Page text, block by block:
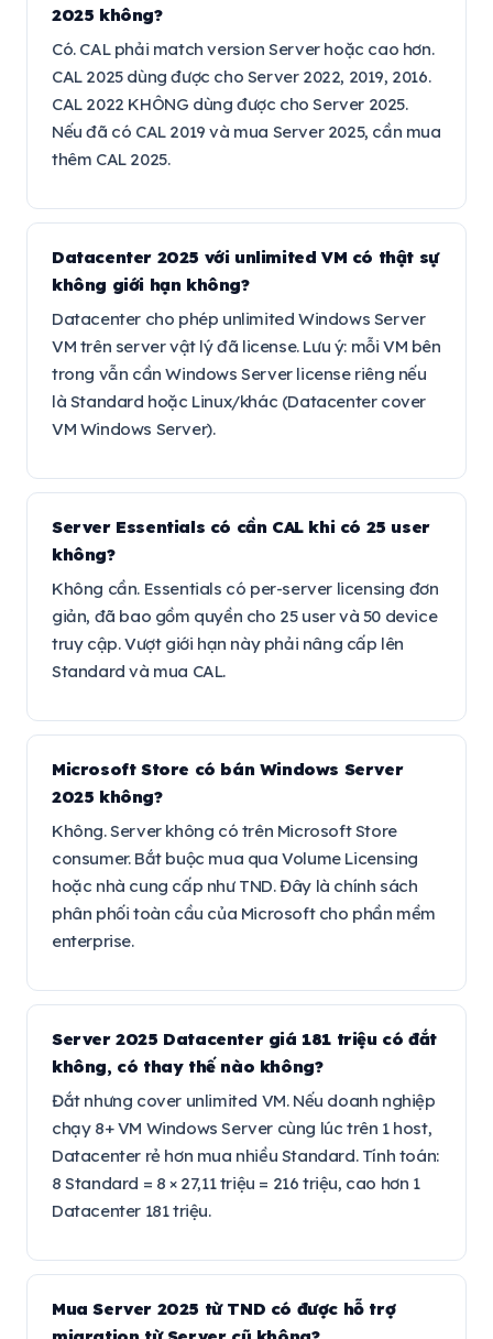
2025 không?
Có. CAL phải match version Server hoặc cao hơn.
CAL 2025 dùng được cho Server 2022, 2019, 2016.
CAL 2022 KHÔNG dùng được cho Server 2025.
Nếu đã có CAL 2019 và mua Server 2025, cần mua
thêm CAL 2025.
Datacenter 2025 với unlimited VM có thật sự
không giới hạn không?
Datacenter cho phép unlimited Windows Server
VM trên server vật lý đã license. Lưu ý: mỗi VM bên
trong vẫn cần Windows Server license riêng nếu
là Standard hoặc Linux/khác (Datacenter cover
VM Windows Server).
Server Essentials có cần CAL khi có 25 user
không?
Không cần. Essentials có per-server licensing đơn
giản, đã bao gồm quyền cho 25 user và 50 device
truy cập. Vượt giới hạn này phải nâng cấp lên
Standard và mua CAL.
Microsoft Store có bán Windows Server
2025 không?
Không. Server không có trên Microsoft Store
consumer. Bắt buộc mua qua Volume Licensing
hoặc nhà cung cấp như TND. Đây là chính sách
phân phối toàn cầu của Microsoft cho phần mềm
enterprise.
Server 2025 Datacenter giá 181 triệu có đắt
không, có thay thế nào không?
Đắt nhưng cover unlimited VM. Nếu doanh nghiệp
chạy 8+ VM Windows Server cùng lúc trên 1 host,
Datacenter rẻ hơn mua nhiều Standard. Tính toán:
8 Standard = 8 × 27,11 triệu = 216 triệu, cao hơn 1
Datacenter 181 triệu.
Mua Server 2025 từ TND có được hỗ trợ